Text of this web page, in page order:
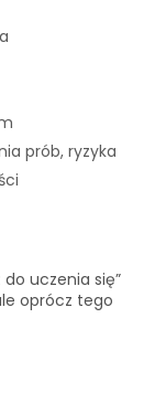
prób, ryzyka
uczenia się”
oprócz tego